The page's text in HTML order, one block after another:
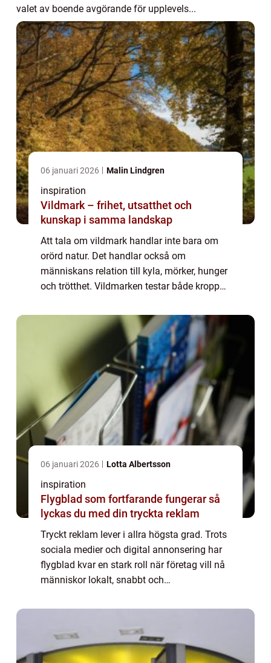
valet av boende avgörande för upplevels...
06 januari 2026 Malin Lindgren
inspiration
Vildmark – frihet, utsatthet och
kunskap i samma landskap
Att tala om vildmark handlar inte bara om
orörd natur. Det handlar också om
människans relation till kyla, mörker, hunger
och trötthet. Vildmarken testar både kropp
som m&ari...
06 januari 2026 Lotta Albertsson
inspiration
Flygblad som fortfarande fungerar så
lyckas du med din tryckta reklam
Tryckt reklam lever i allra högsta grad. Trots
sociala medier och digital annonsering har
flygblad kvar en stark roll när företag vill nå
människor lokalt, snabbt och
genom...